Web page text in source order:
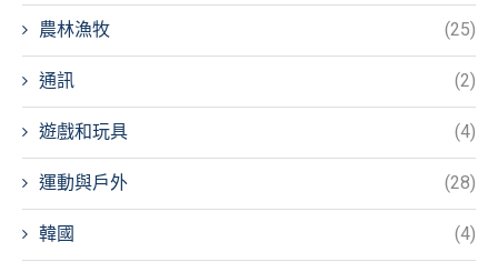
農林漁牧 (25)
通訊 (2)
遊戲和玩具 (4)
運動與戶外 (28)
韓國 (4)